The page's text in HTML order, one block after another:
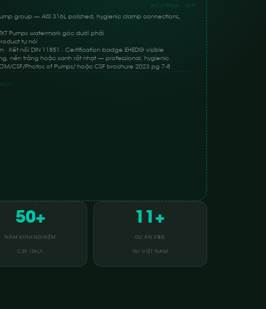
860 × 540px · 16:9
group — AISI 316L polished, hygienic clamp connections,
Pumps watermark góc dưới phải
tự nói
· Kết nối DIN 11851 · Certification badge EHEDG visible
nền trắng hoặc xanh rất nhạt — professional, hygienic
CSF/Photos of Pumps/ hoặc CSF brochure 2023 pg 7-8
50+
NĂM KINH NGHIỆM
CSF ITALY
11+
DỰ ÁN F&B
TẠI VIỆT NAM